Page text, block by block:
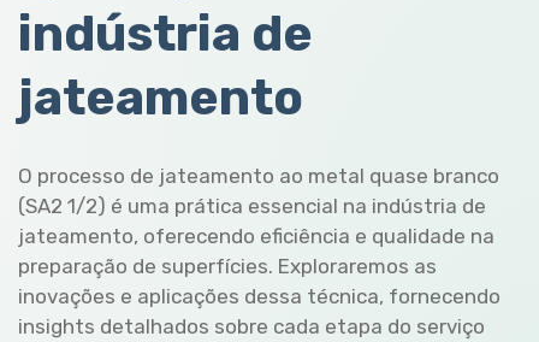
indústria de
jateamento
O processo de jateamento ao metal quase branco
(SA2 1/2) é uma prática essencial na indústria de
jateamento, oferecendo eficiência e qualidade na
preparação de superfícies. Exploraremos as
inovações e aplicações dessa técnica, fornecendo
insights detalhados sobre cada etapa do serviço